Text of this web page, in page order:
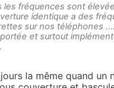
les fréquences sont
identique a des
sur nos téléphones
et surtout
la même quand un